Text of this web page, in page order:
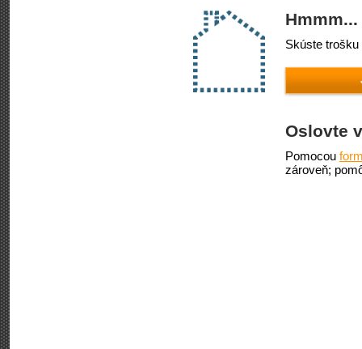
Skúste
Oslovte
Pomocou
zároveň;